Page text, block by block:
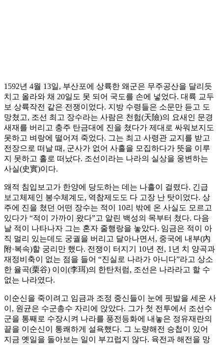
1592년 4월 13일, 부산포에 상륙한 왜군은 무주공산을 달리듯
치고 올라와 채 20일도 못 되어 국도를 손에 넣었다. 대륙 교두
보 상륙작전 같은 전쟁이었다. 지방 수령들은 소문만 듣고 도
망쳤고, 조선 최고 장수라는 사람은 천험(天險)의 요새인 문경
새재를 버리고 충주 탄금대에 진을 쳤다가 제대로 싸워보지도
못하고 벼랑에 떨어져 죽었다. 그는 최고 사령관 교지를 받고
전장으로 떠날 때, 군사가 없어 사흘을 모집하다가 뜻을 이루
지 못하고 홀로 떠났다. 조선이라는 나라의 실상을 웅변하는
사실(史實)이다.
왜적 침입보고가 한양에 당도하는 데는 나흘이 걸렸다. 긴급
보고체제인 봉수체계도, 역참제도도 다 고장 난 탓이었다. 상
주에 진을 쳤던 어떤 장수는 적이 10리 밖에 온 사실도 모르고
있다가 “적이 가까이 왔다”고 알린 백성의 목부터 쳤다. 다음
날 적이 나타나자 그는 혼자 줄행랑을 놓았다. 임금은 적이 아
직 멀리 있는데도 궁궐을 버리고 달아나면서, 중국에 내부(內
附·복속)할 궁리만 했다. 전쟁이 터지기 10년 전, 1년 치 양곡과
재정비축이 없는 점을 들어 “진실로 나라가 아니다”라고 상소
한 율곡(栗谷) 이이(李珥)의 한탄처럼, 조선은 나라라고 할 수
없는 나라였다.
이순신을 죽이려고 임금과 조정 중신들이 눈에 핏발을 세운 사
이, 원균은 수군총수 자리에 앉았다. 그가 첫 전투에서 조선수
군을 통째로 수장시켜 나라를 풍전등화에 내놓은 정유재란의
끝을 이순신이 통쾌하게 설욕했다. 그 노량해전 승첩이 있어
지금 옛일을 돌아보는 일이 부끄럽지 않다. 육전과 해전을 망